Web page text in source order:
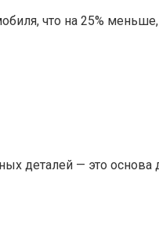
что на 25%
деталей — это основа